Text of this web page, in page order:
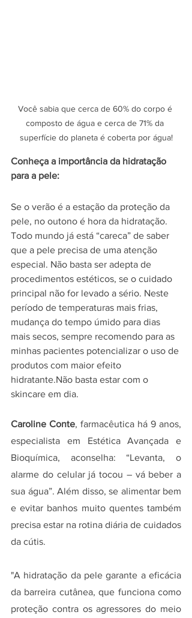
Você sabia que cerca de 60% do corpo é
composto de água e cerca de 71% da
superfície do planeta é coberta por água!
Conheça a importância da hidratação
para a pele:
Se o verão é a estação da proteção da
pele, no outono é hora da hidratação.
Todo mundo já está “careca” de saber
que a pele precisa de uma atenção
especial. Não basta ser adepta de
procedimentos estéticos, se o cuidado
principal não for levado a sério. Neste
período de temperaturas mais frias,
mudança do tempo úmido para dias
mais secos, sempre recomendo para as
minhas pacientes potencializar o uso de
produtos com maior efeito
hidratante.Não basta estar com o
skincare em dia.
Caroline Conte, farmacêutica há 9 anos,
especialista em Estética Avançada e
Bioquímica, aconselha: “Levanta, o
alarme do celular já tocou – vá beber a
sua água”. Além disso, se alimentar bem
e evitar banhos muito quentes também
precisa estar na rotina diária de cuidados
da cútis.
"A hidratação da pele garante a eficácia
da barreira cutânea, que funciona como
proteção contra os agressores do meio